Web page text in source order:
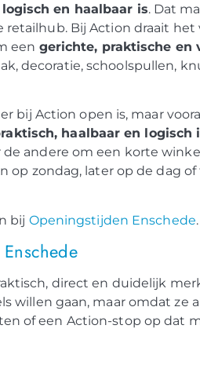
en haalbaar is. Dat
Bij Action draait het
een gerichte, praktische en
decoratie, schoolspullen,
bij Action open is, maar
haalbaar en logisch
andere om een korte
op zondag, later op de dag
bij Openingstijden Enschede.
direct en duidelijk
willen gaan, maar omdat ze
of een Action-stop op dat